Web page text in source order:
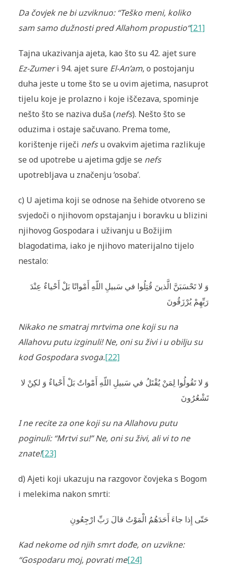
Da čovjek ne bi uzviknuo: “Teško meni, koliko
sam samo dužnosti pred Allahom propustio“[21]
Tajna ukazivanja ajeta, kao što su 42. ajet sure
Ez-Zumeri 94. ajet sure El-An’am, o postojanju
duha jeste u tome što se u ovim ajetima, nasuprot
tijelu koje je prolazno i koje iščezava, spominje
nešto što se naziva duša (nefs). Nešto što se
oduzima i ostaje sačuvano. Prema tome,
korištenje riječi nefsu ovakvim ajetima razlikuje
se od upotrebe u ajetima gdje se nefs
upotrebljava u značenju ‘osoba’.
c) U ajetima koji se odnose na šehide otvoreno se
svjedoči o njihovom opstajanju i boravku u blizini
njihovog Gospodara i uživanju u Božijim
blagodatima, iako je njihovo materijalno tijelo
nestalo:
وَ لا تَحْسَبَنَّ الَّذينَ قُتِلُوا في سَبيلِ اللّهِ أَمْواتًا بَلْ أَحْياءٌ عِنْدَ
رَبِّهِمْ يُرْزَقُونَ
Nikako ne smatraj mrtvima one koji su na
Allahovu putu izginuli! Ne, oni su ‍živi i u obilju su
kod Gospodara svoga.[22]
وَ لا تَقُولُوا لِمَنْ يُقْتَلُ في سَبيلِ اللّهِ أَمْواتٌ بَلْ أَحْياءٌ وَ لكِنْ لا
تَشْعُرُونَ
I ne recite za one koji su na Allahovu putu
poginuli: “Mrtvi su!” Ne, oni su živi, ali vi to ne
znate![23]
d) Ajeti koji ukazuju na razgovor čovjeka s Bogom
i melekima nakon smrti:
حَتّى إِذا جاءَ أَحَدَهُمُ الْمَوْتُ قالَ رَبِّ ارْجِعُونِ
Kad nekome od njih smrt dođe, on uzvikne:
“Gospodaru moj, povrati me[24]